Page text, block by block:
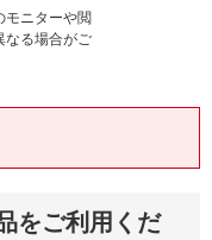
ニターや閲
なる場合がご
をご利用くだ